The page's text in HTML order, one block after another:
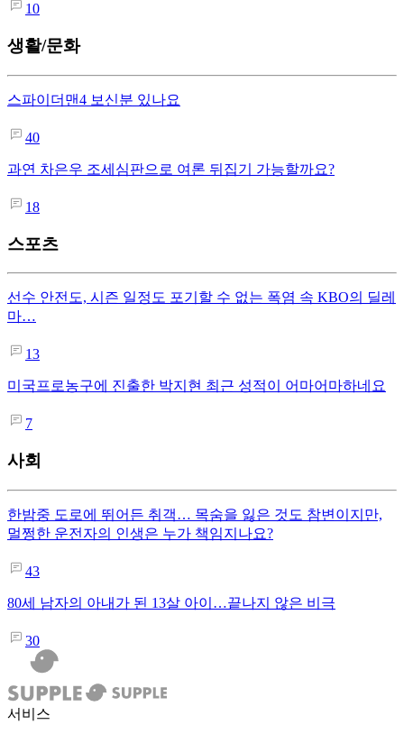
10
생활/문화
스파이더맨4 보신분 있나요
40
과연 차은우 조세심판으로 여론 뒤집기 가능할까요?
18
스포츠
선수 안전도, 시즌 일정도 포기할 수 없는 폭염 속 KBO의 딜레
마…
13
미국프로농구에 진출한 박지현 최근 성적이 어마어마하네요
7
사회
한밤중 도로에 뛰어든 취객… 목숨을 잃은 것도 참변이지만,
멀쩡한 운전자의 인생은 누가 책임지나요?
43
80세 남자의 아내가 된 13살 아이…끝나지 않은 비극
30
서비스